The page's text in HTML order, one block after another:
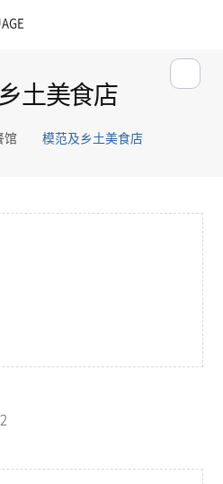
土美食店
馆 模范及乡土美食店